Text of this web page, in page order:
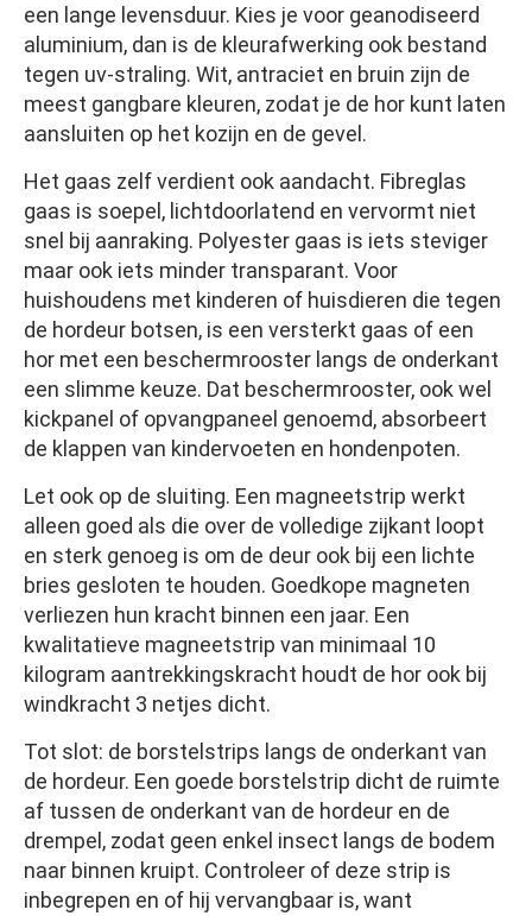
een lange levensduur. Kies je voor geanodiseerd
aluminium, dan is de kleurafwerking ook bestand
tegen uv-straling. Wit, antraciet en bruin zijn de
meest gangbare kleuren, zodat je de hor kunt laten
aansluiten op het kozijn en de gevel.
Het gaas zelf verdient ook aandacht. Fibreglas
gaas is soepel, lichtdoorlatend en vervormt niet
snel bij aanraking. Polyester gaas is iets steviger
maar ook iets minder transparant. Voor
huishoudens met kinderen of huisdieren die tegen
de hordeur botsen, is een versterkt gaas of een
hor met een beschermrooster langs de onderkant
een slimme keuze. Dat beschermrooster, ook wel
kickpanel of opvangpaneel genoemd, absorbeert
de klappen van kindervoeten en hondenpoten.
Let ook op de sluiting. Een magneetstrip werkt
alleen goed als die over de volledige zijkant loopt
en sterk genoeg is om de deur ook bij een lichte
bries gesloten te houden. Goedkope magneten
verliezen hun kracht binnen een jaar. Een
kwalitatieve magneetstrip van minimaal 10
kilogram aantrekkingskracht houdt de hor ook bij
windkracht 3 netjes dicht.
Tot slot: de borstelstrips langs de onderkant van
de hordeur. Een goede borstelstrip dicht de ruimte
af tussen de onderkant van de hordeur en de
drempel, zodat geen enkel insect langs de bodem
naar binnen kruipt. Controleer of deze strip is
inbegrepen en of hij vervangbaar is, want